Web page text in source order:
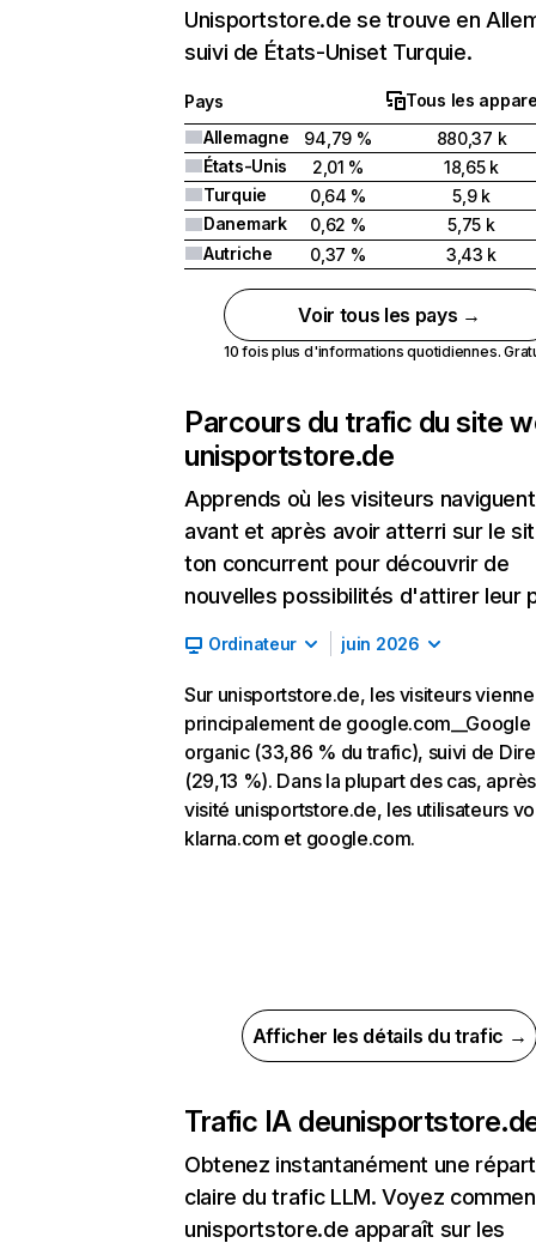
Unisportstore.de se trouve en
suivi de États-Uniset Turquie.
Pays
Tous les
Allemagne
94,79 %
880,37 k
États-Unis
2,01 %
18,65 k
Turquie
0,64 %
5,9 k
Danemark
0,62 %
5,75 k
Autriche
0,37 % 3,43 k
Voir tous les pays →
10 fois plus d'informations quotidiennes.
Parcours du trafic du site
unisportstore.de
Apprends où les visiteurs naviguent
avant et après avoir atterri sur le
ton concurrent pour découvrir de
nouvelles possibilités d'attirer leur
Ordinateur juin 2026
Sur unisportstore.de, les visiteurs
principalement de google.com__Google
organic (33,86 % du trafic), suivi de
(29,13 %). Dans la plupart des cas,
visité unisportstore.de, les utilisateurs
klarna.com et google.com.
Afficher les détails du trafic →
Trafic IA de
Obtenez instantanément une
claire du trafic LLM. Voyez
unisportstore.de apparaît sur les